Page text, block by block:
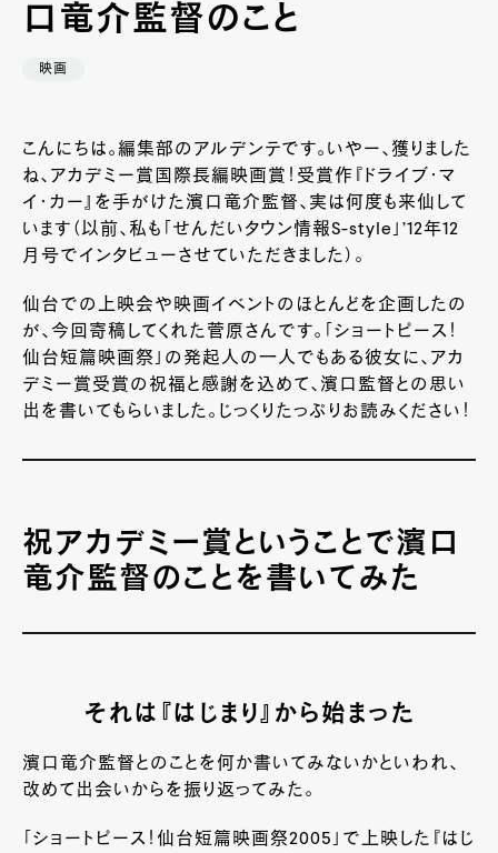
口竜介監督のこと
映画
こんにちは。編集部のアルデンテです。いやー、獲りました
ね、アカデミー賞国際長編映画賞！受賞作『ドライブ・マ
イ・カー』を手がけた濱口竜介監督、実は何度も来仙して
います（以前、私も「せんだいタウン情報S-style ’12年12
月号でインタビューさせていただきました）。
仙台での上映会や映画イベントのほとんどを企画したの
が、今回寄稿してくれた菅原さんです。「ショートピース！
仙台短篇映画祭」の発起人の一人でもある彼女に、アカ
デミー賞受賞の祝福と感謝を込めて、濱口監督との思い
出を書いてもらいました。じっくりたっぷりお読みください！
祝アカデミー賞ということで濱口
竜介監督のことを書いてみた
それは『はじまり』から始まった
濱口竜介監督とのことを何か書いてみないかといわれ、
改めて出会いからを振り返ってみた。
「ショートピース！仙台短篇映画祭2005
」で上映した『はじ